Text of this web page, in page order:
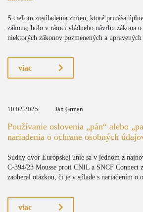
S cieľom zosúladenia zmien, ktoré prináša
zákona, bolo v rámci vládneho návrhu zákona
niektorých zákonov pozmenených a upravených
viac
10.02.2025 Ján Grman
Používanie oslovenia „pán“ alebo
nariadenia o ochrane osobných
Súdny dvor Európskej únie sa v jednom z
C-394/23 Mousse proti CNIL a SNCF Connect
zaoberal otázkou, či je v súlade s nariadením o
viac